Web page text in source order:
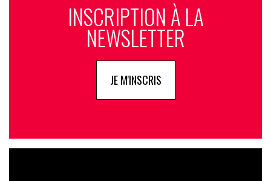
INSCRIPTION À LA
NEWSLETTER
JE M'INSCRIS